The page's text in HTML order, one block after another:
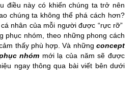
điều này có khiến chúng ta trở nên
chúng ta không thể phá cách hơn?
nhân của mỗi người được “rực rỡ”
phục nhóm, theo những phong cách
thấy phù hợp. Và những concept
nhóm mới lạ của năm sẽ được
ngay thông qua bài viết bên dưới